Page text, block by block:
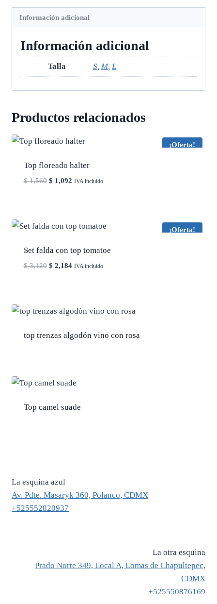
Información adicional
Información adicional
Talla S, M, L
Productos relacionados
¡Oferta!
Top floreado halter
$1,560 El
$ 1,560.
$ 1,092El
$ 1,092.
IVA incluido
¡Oferta!
Set falda con top tomatoe
$3,120 El
$ 3,120.
$ 2,184El
$ 2,184.
IVA incluido
top trenzas algodón vino con rosa
Top camel suade
La esquina azul
Av. Pdte. Masaryk 360, Polanco, CDMX
+525552820937
La otra esquina
Prado Norte 349, Local A, Lomas de Chapultepec,
CDMX
+525550876169